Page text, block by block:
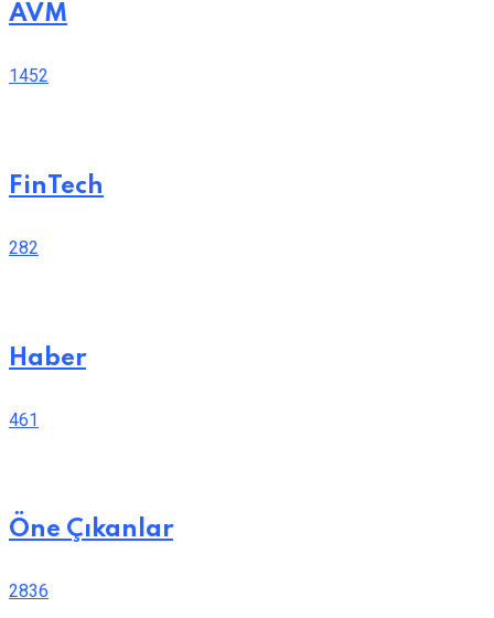
AVM
1452
FinTech
282
Haber
461
Öne Çıkanlar
2836